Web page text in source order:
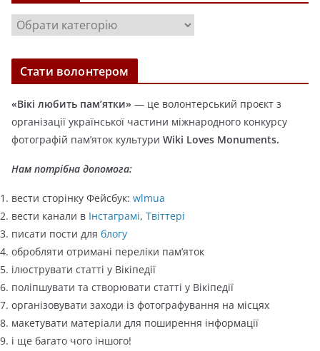
в
т
р
і
ї
Стати волонтером
«Вікі любить пам’ятки» — це волонтерський проєкт з
організації української частини міжнародного конкурсу
фотографій пам’яток культури Wiki Loves Monuments.
Нам потрібна допомога:
вести сторінку Фейсбук: wlmua
вести канали в Інстаграмі, Твіттері
писати пости для блогу
обробляти отримані переліки пам’яток
ілюструвати статті у Вікіпедії
поліпшувати та створювати статті у Вікіпедії
організовувати заходи із фотографування на місцях
макетувати матеріали для поширення інформації
і ще багато чого іншого!